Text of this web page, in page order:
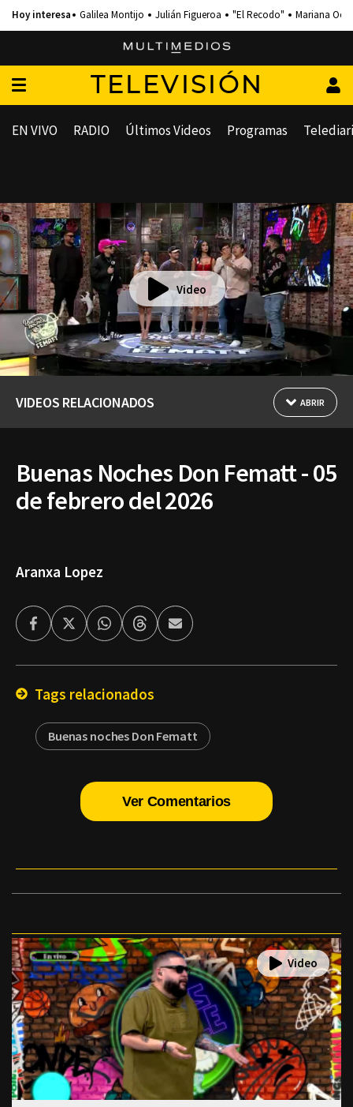
Galilea Montijo Julián Figueroa "El Recodo" Mariana
TELEVISIÓN
EN VIVO RADIO Últimos Videos Programas
Video
VIDEOS RELACIONADOS ABRIR
Buenas Noches Don Fematt - 05
de febrero del 2026
Aranxa Lopez
FacebookTwitterWhatsappThreadsEnviar
por
Tags relacionados
Buenas noches Don Fematt
Ver Comentarios